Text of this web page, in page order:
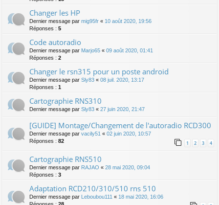
Changer les HP
Dernier message par mig95fr « 10 août 2020, 19:56
Réponses : 5
Code autoradio
Dernier message par Marjo65 « 09 août 2020, 01:41
Réponses : 2
Changer le rsn315 pour un poste android
Dernier message par Sly83 « 08 juil. 2020, 13:17
Réponses : 1
Cartographie RNS310
Dernier message par Sly83 « 27 juin 2020, 21:47
[GUIDE] Montage/Changement de l'autoradio RCD300
Dernier message par vacily51 « 02 juin 2020, 10:57
Réponses : 82 1 2 3 4
Cartographie RNS510
Dernier message par RAJAO « 28 mai 2020, 09:04
Réponses : 3
Adaptation RCD210/310/510 rns 510
Dernier message par Leboubou111 « 18 mai 2020, 16:06